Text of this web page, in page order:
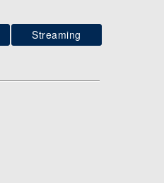
Streaming